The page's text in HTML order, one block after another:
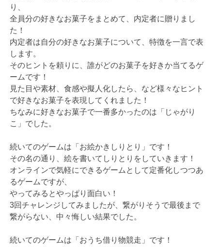
り、
全員分の好きなお菓子をまとめて、内定者に贈りまし
た！
内定者は自分の好きなお菓子について、特徴を一言で表
します。
そのヒントを頼りに、誰がどのお菓子を好きか当てるゲ
ームです！
見た目や素材、食感や擬人化したら、など様々なヒント
で好きなお菓子を表現してくれました！
ちなみに好きなお菓子で一番多かったのは「じゃがり
こ」でした。
続いてのゲームは「お絵かきしりとり」です！
その名の通り、絵を書いてしりとりをしていきます！
オンラインで気軽にできるゲームとして定番化しつつあ
るゲームですが、
やってみるとやっぱり面白い！
3回チャレンジしてみましたが、繋がりそうで最後まで
繋がらない、中々悔しい結果でした。
続いてのゲームは「おうち借り物競走」です！